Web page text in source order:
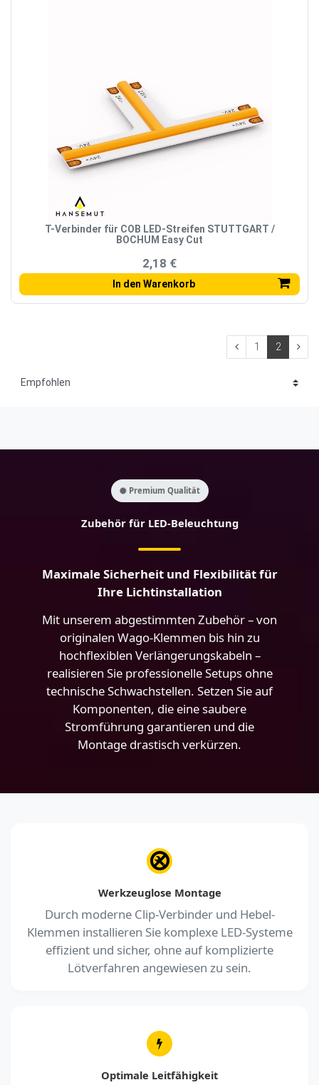
T-Verbinder für COB LED-Streifen STUTTGART /
BOCHUM Easy Cut
2,18 €
In den Warenkorb
1 2
Premium Qualität
Zubehör für LED-Beleuchtung
Maximale Sicherheit und Flexibilität für
Ihre Lichtinstallation
Mit unserem abgestimmten Zubehör – von
originalen Wago-Klemmen bis hin zu
hochflexiblen Verlängerungskabeln –
realisieren Sie professionelle Setups ohne
technische Schwachstellen. Setzen Sie auf
Komponenten, die eine saubere
Stromführung garantieren und die
Montage drastisch verkürzen.
Werkzeuglose Montage
Durch moderne Clip-Verbinder und Hebel-
Klemmen installieren Sie komplexe LED-Systeme
effizient und sicher, ohne auf komplizierte
Lötverfahren angewiesen zu sein.
Optimale Leitfähigkeit